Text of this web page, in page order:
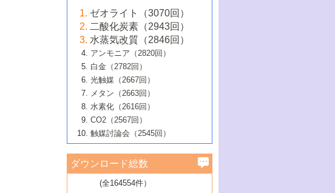
大学：オンライン・対面開催）
6号 メタン転換技術の最新動向
B号 第125回触媒討論会（2020年・工学
院大学）
5号 固体触媒による含窒素有機化合物変
換の最前線
6号 貴金属使用量低減に向けた自動車排
ガス浄化触媒の開発
B号 第123回触媒討論会（2019年・大阪
B号 第121回触媒討論会（2018年・東京
大学）
5号 水素のふるまいを解き明かす最先端
研究
6号 低級アルカンの有効利用のための触
媒技術
B号 第119回触媒討論会（2017年・首都
大学東京）
媒技術
3号 触媒研究の最先端～とびたて若き研究
者たち～（1）
4号 触媒研究の最先端～とびたて若き研究
者たち～（2）
5号 触媒研究の最先端～とびたて若き研究
者たち～（3）
6号 イオニクス材料と燃料電池・電解合成
の最新の研究動向
B号 第117回触媒討論会（2016年・大阪府
立大学）
2号 石油精製用触媒の最近の進展
3号 固体酸化物形燃料電池（SOFC）におけ
るアノード触媒上での燃料直接改質技術
4号 コアシェル構造の制御による触媒機能
5号 工業触媒およびその周辺技術の最近の
進歩
6号 ナノシート
B号 第115回触媒討論会（2015年・成蹊大
2号 光触媒反応機構に関する最新の研究動
向
開発動向
4号 人工光合成に向けた近年のアプローチ
5号 未利用熱エネルギーの有効活用に貢献
する触媒技術
6号 ポリオキソメタレート
B号 第113回触媒討論会（2014年・ロワジ
ールホテル豊橋）
1号 高耐久性燃料電池システム用触媒にお
ける新展開
2号 リビングラジカル重合の最近の動向
3号 天然ガスの化学工業的展開に関する触
媒技術
4号 貴金属触媒の精密構造制御とその活用
5号 バイオマス化成品製造のための固体触
6号 ナノ空間─吸着状態解析から新機能開拓
B号 第111回触媒討論会（2013年・関西大
▼54巻（2012年）
1号 規則性多孔体の利用技術における最近
の進歩
2号 第109回触媒討論会
3号 貴金属低減技術の最新動向
4号 貴金属代替技術の最新動向
5号 光触媒による物質変換反応の新展開
6号 グラフェン
7号 水素を利用する化成品合成の新潮流
▼53巻（2011年）
1号 金属学から見る合金触媒の新展開
2号 第107回触媒討論会
3号 触媒のその場観察法の進歩（１）
4号 触媒のその場観察法の進歩（２）
5号 不活性結合の触媒的活性化による有機
合成
6号 新しい固体酸触媒技術
7号 ゼオライト合成における最近の進歩
▼52巻（2010年）
1号 触媒の劣化対策と長寿命触媒開発
2号 第105回触媒討論会
3号 ナノ構造が拓く新機能
4号 活性サイトおよびその環境の精密な設
計による触媒の高機能化
5号 触媒を有効に使うための技術
7号 有機分子触媒による精密有機合成
1号 炭素材料－熱い注目を集める材料－
2号 第103回触媒討論会
3号 環境浄化用光触媒の現状と課題
4号 水素社会の実現に向けた水素製造・貯
蔵技術の進歩
5号 CO2が関わる触媒・材料
▼50巻（2008年）
1号 触媒化学と学会のこの10年，半世紀，
そして未来
2号 第101回触媒討論会
4号 錯体を利用したユニークな表面構造の
構築と機能
▼49巻（2007年）
1号 含フッ素化合物の合成と触媒
2号 第99回触媒討論会
3号 実用的ファインケミカル合成プロセス
を実現する触媒
▼48巻（2006年）
1号 固体酸触媒の最近の進歩
2号 第97回触媒討論会
3号 リビング重合触媒の最近の展開
1号 最近の触媒担体とその効果
2号 第95回触媒討論会
▼46巻（2004年）
1号 部分酸化反応触媒の最前線
▼45巻（2003年）
ゼオライト（3070回）
二酸化炭素（2943回）
水蒸気改質（2846回）
アンモニア（2820回）
白金（2782回）
光触媒（2667回）
メタン（2663回）
水素化（2616回）
CO2（2567回）
触媒討論会（2545回）
ダウンロード総数
(全164554件）